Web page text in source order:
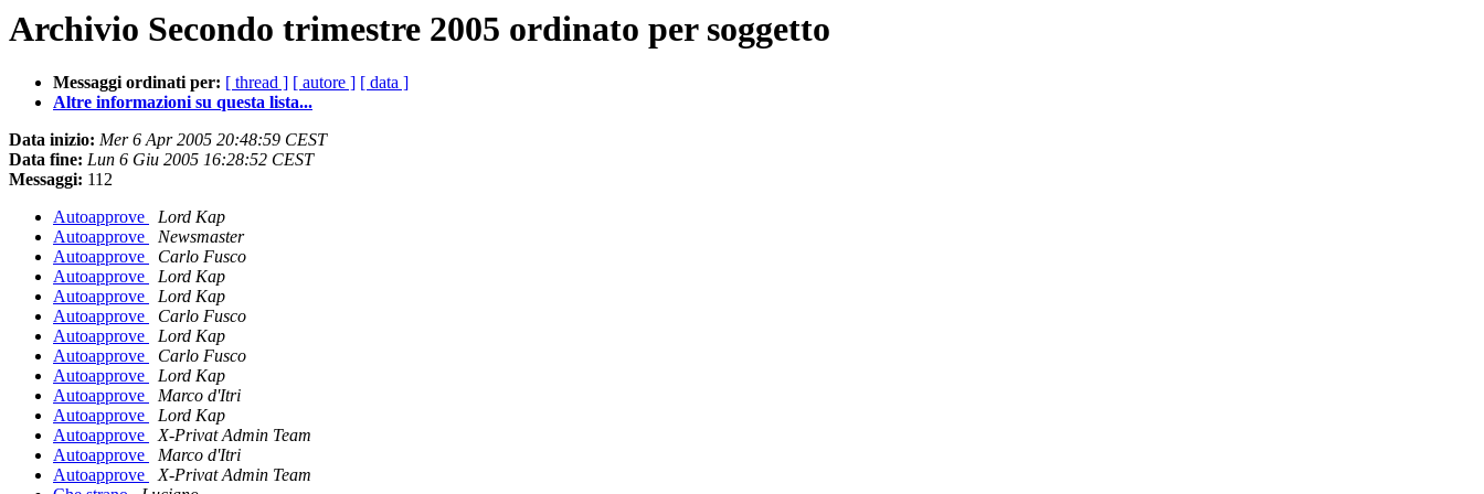
Archivio Secondo trimestre 2005 ordinato per soggetto
Messaggi ordinati per: [ thread ] [ autore ] [ data ]
Altre informazioni su questa lista...
Data inizio: Mer 6 Apr 2005 20:48:59 CEST
Data fine: Lun 6 Giu 2005 16:28:52 CEST
Messaggi: 112
Autoapprove
Lord Kap
Autoapprove
Newsmaster
Autoapprove
Carlo Fusco
Autoapprove
Lord Kap
Autoapprove
Lord Kap
Autoapprove
Carlo Fusco
Autoapprove
Lord Kap
Autoapprove
Carlo Fusco
Autoapprove
Lord Kap
Autoapprove
Marco d'Itri
Autoapprove
Lord Kap
Autoapprove
X-Privat Admin Team
Autoapprove
Marco d'Itri
Autoapprove
X-Privat Admin Team